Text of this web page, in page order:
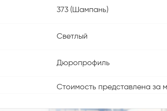
373 (Шампань)
Светлый
Дюропрофиль
Стоимость представлена за
Телефон